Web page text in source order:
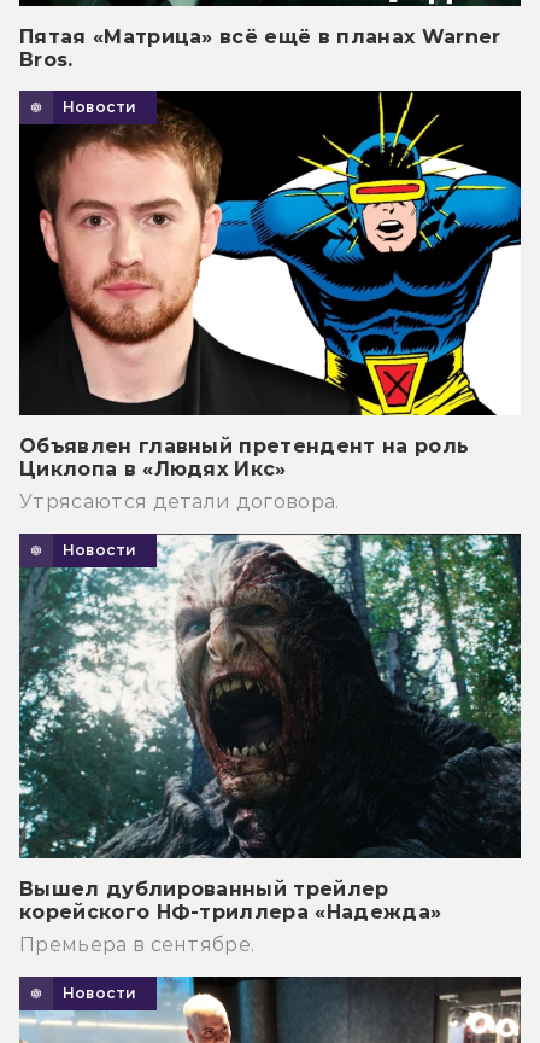
Пятая «Матрица» всё ещё в планах Warner
Bros.
Новости
Объявлен главный претендент на роль
Циклопа в «Людях Икс»
Утрясаются детали договора.
Новости
Вышел дублированный трейлер
корейского НФ-триллера «Надежда»
Премьера в сентябре.
Новости